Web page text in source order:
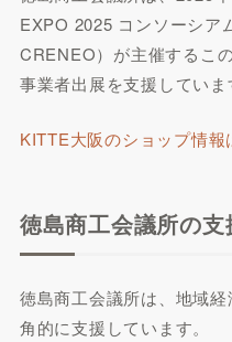
EXPO 2025 コンソーシア
CRENEO）が主催するこ
事業者出展を支援していま
KITTE大阪のショップ情報
徳島商工会議所の支
徳島商工会議所は、地域
角的に支援しています。